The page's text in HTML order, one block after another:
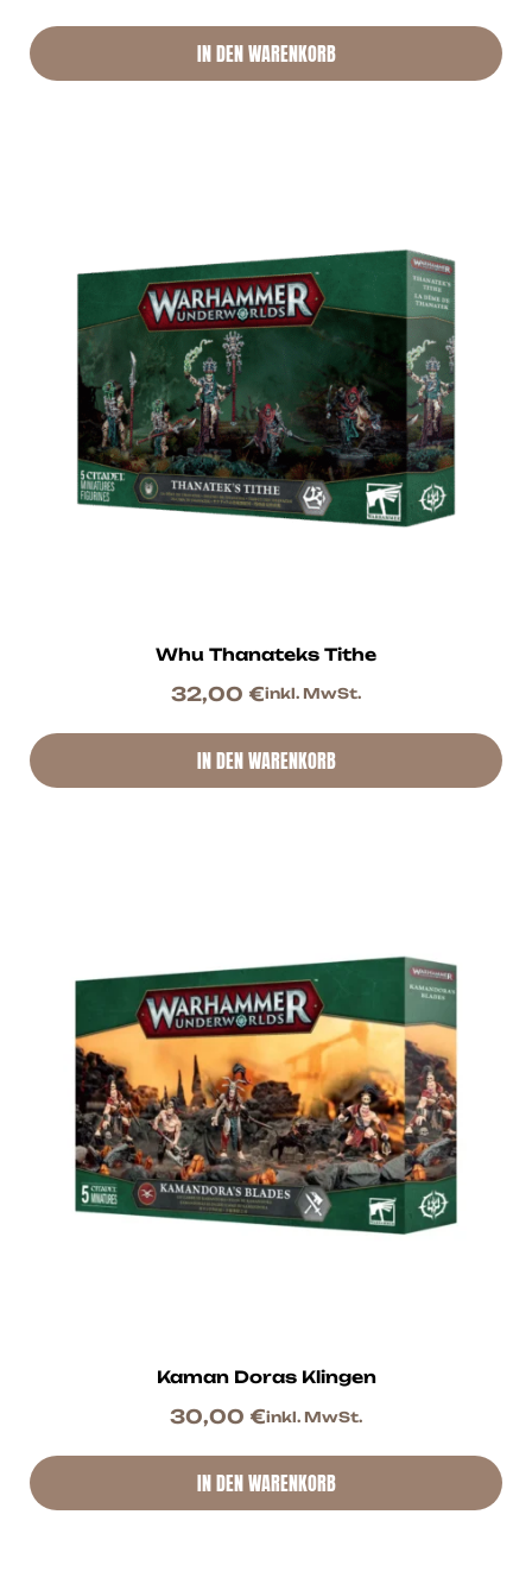
IN DEN WARENKORB
Whu Thanateks Tithe
32,00 €inkl. MwSt.
IN DEN WARENKORB
Kaman Doras Klingen
30,00 €inkl. MwSt.
IN DEN WARENKORB